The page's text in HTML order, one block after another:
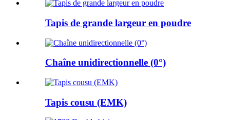
Tapis de grande largeur en poudre
Chaîne unidirectionnelle (0°)
Tapis cousu (EMK)